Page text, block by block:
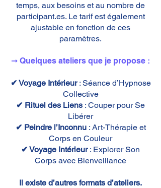
temps, aux besoins et au nombre de
participant.es. Le tarif est également
ajustable en fonction de ces
paramètres.
➞ Quelques ateliers que je propose :
✔ Voyage Intérieur: Séance d’Hypnose
Collective
✔ Rituel des Liens : Couper pour Se
Libérer
✔ Peindre l’Inconnu : Art-Thérapie et
Corps en Couleur
✔ Voyage Intérieur : Explorer Son
Corps avec Bienveillance
Il existe d’autres formats d’ateliers.